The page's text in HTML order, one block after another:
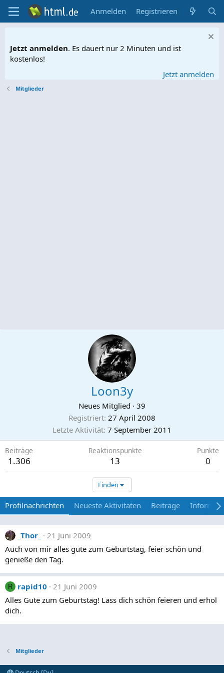
Anmelden Registrieren
Jetzt anmelden. Es dauert nur 2 Minuten und ist
kostenlos!
Jetzt anmelden
Mitglieder
Loon3y
Neues Mitglied · 39
Registriert 27 April 2008
Letzte Aktivität 7 September 2011
Beiträge
1.306
Reaktionspunkte
13
Punkte
0
Finden
Profilnachrichten Neueste Aktivitäten Beiträge
_Thor_
21 Juni 2009
Auch von mir alles gute zum Geburtstag, feier schön und
genieße den Tag.
R rapid10
21 Juni 2009
Alles Gute zum Geburtstag! Lass dich schön feieren und erhol
dich.
Mitglieder